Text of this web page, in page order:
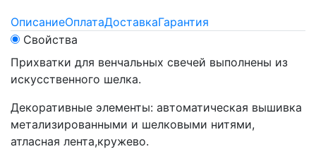
ОписаниеОплатаДоставкаГарантия
Свойства
Прихватки для венчальных свечей выполнены из
искусственного шелка.
Декоративные элементы: автоматическая вышивка
метализированными и шелковыми нитями,
атласная лента,кружево.